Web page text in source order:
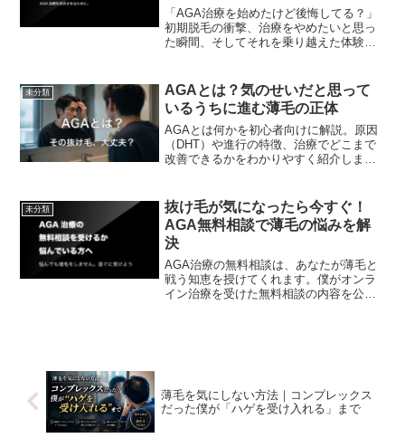
「AGA治療を始めたけど後悔してる？」
初期脱毛の衝撃、治療をやめたいと思っ
た瞬間、そしてそれを乗り越えた体験談
対策に役立つ情報が満載です。
未分類
AGAとは？気のせいだと思って
いるうちに進む薄毛の正体
AGAとは何かを初心者向けに解説。原因
（DHT）や進行の特徴、治療でどこまで
改善できるかをわかりやすく紹介しま
す。
未分類
抜け毛が気になったら今すぐ！
AGA無料相談で薄毛の悩みを解
決
AGA治療の無料相談は、あなたが薄毛と
戦う知恵を授けてくれます。僕がオンラ
イン治療を受けた無料相談の内容を公開
薄毛を気にしない方法｜コンプレックス
だった僕が「ハゲを受け入れる」まで